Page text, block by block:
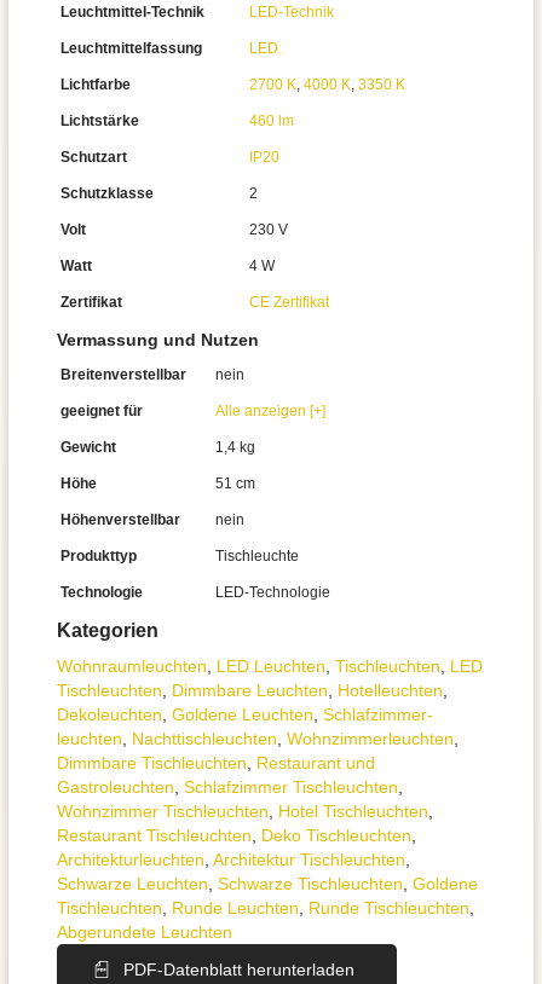
Kategorien
Wohnraum­leuchten LED Leuchten Tisch­leuchten
LED
Tischleuchten
Dimmbare Leuchten Hotelleuchten
Dekoleuchten Goldene Leuchten Schlafzimmer­
leuchten
Nachttisch­leuchten Wohnzimmer­leuchten
Dimmbare Tischleuchten
Restaurant und
Gastroleuchten Schlafzimmer Tischleuchten
Wohnzimmer Tischleuchten
Hotel Tischleuchten
Restaurant Tischleuchten
Deko Tischleuchten
Architektur­leuchten Architektur Tischleuchten
Schwarze Leuchten Schwarze Tischleuchten Goldene
Tischleuchten
Runde Leuchten Runde Tischleuchten
Abgerundete Leuchten
PDF-Datenblatt herunterladen
Leuchtmittel-Technik LED-Technik
Leuchtmittelfassung LED
Lichtfarbe 2700 K, 4000 K, 3350 K
Lichtstärke 460 lm
Schutzart IP20
Schutzklasse 2
Volt 230 V
Watt 4 W
Zertifikat CE Zertifikat
Vermassung und Nutzen
Breitenverstellbar nein
geeignet für Alle anzeigen [+]
Gewicht 1,4 kg
Höhe 51 cm
Höhenverstellbar nein
Produkttyp Tischleuchte
Technologie LED-Technologie